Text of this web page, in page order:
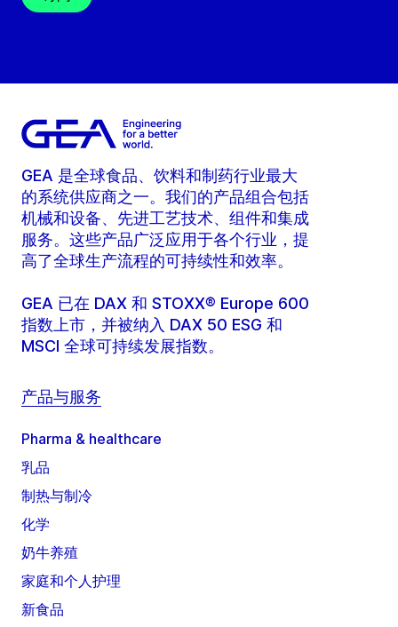
GEA 是全球食品、饮料和制药行业最大
的系统供应商之一。我们的产品组合包括
机械和设备、先进工艺技术、组件和集成
服务。这些产品广泛应用于各个行业，提
高了全球生产流程的可持续性和效率。
GEA 已在 DAX 和 STOXX® Europe 600
指数上市，并被纳入 DAX 50 ESG 和
MSCI 全球可持续发展指数。
产品与服务
Pharma & healthcare
乳品
制热与制冷
化学
奶牛养殖
家庭和个人护理
新食品